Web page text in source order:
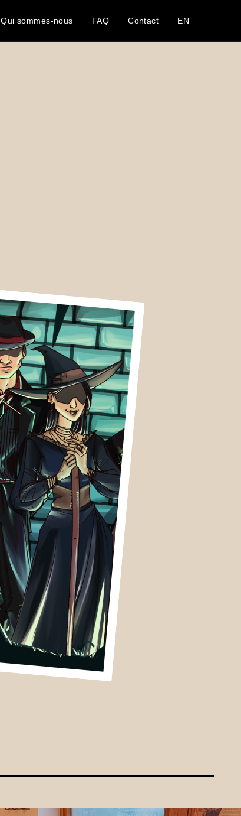
Qui sommes-nous FAQ Contact EN